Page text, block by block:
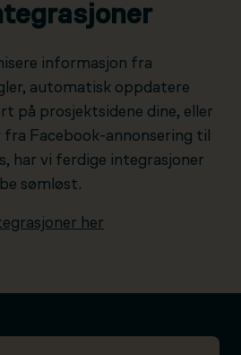
informasjon fra
automatisk oppdatere
på prosjektsidene dine, eller
Facebook-annonsering til
har vi ferdige integrasjoner
sømløst.
her